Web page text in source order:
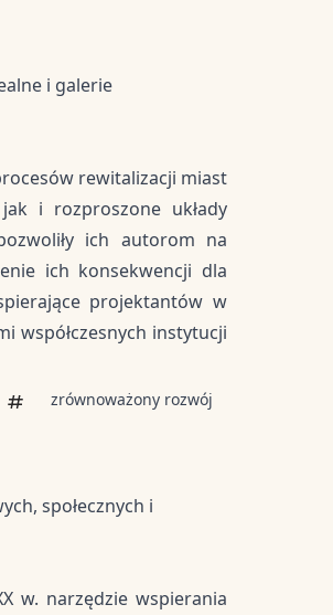
i galerie
rewitalizacji miast
i rozproszone układy
ich autorom na
ich konsekwencji dla
projektantów w
współczesnych instytucji
zrównoważony rozwój
społecznych i
w. narzędzie wspierania